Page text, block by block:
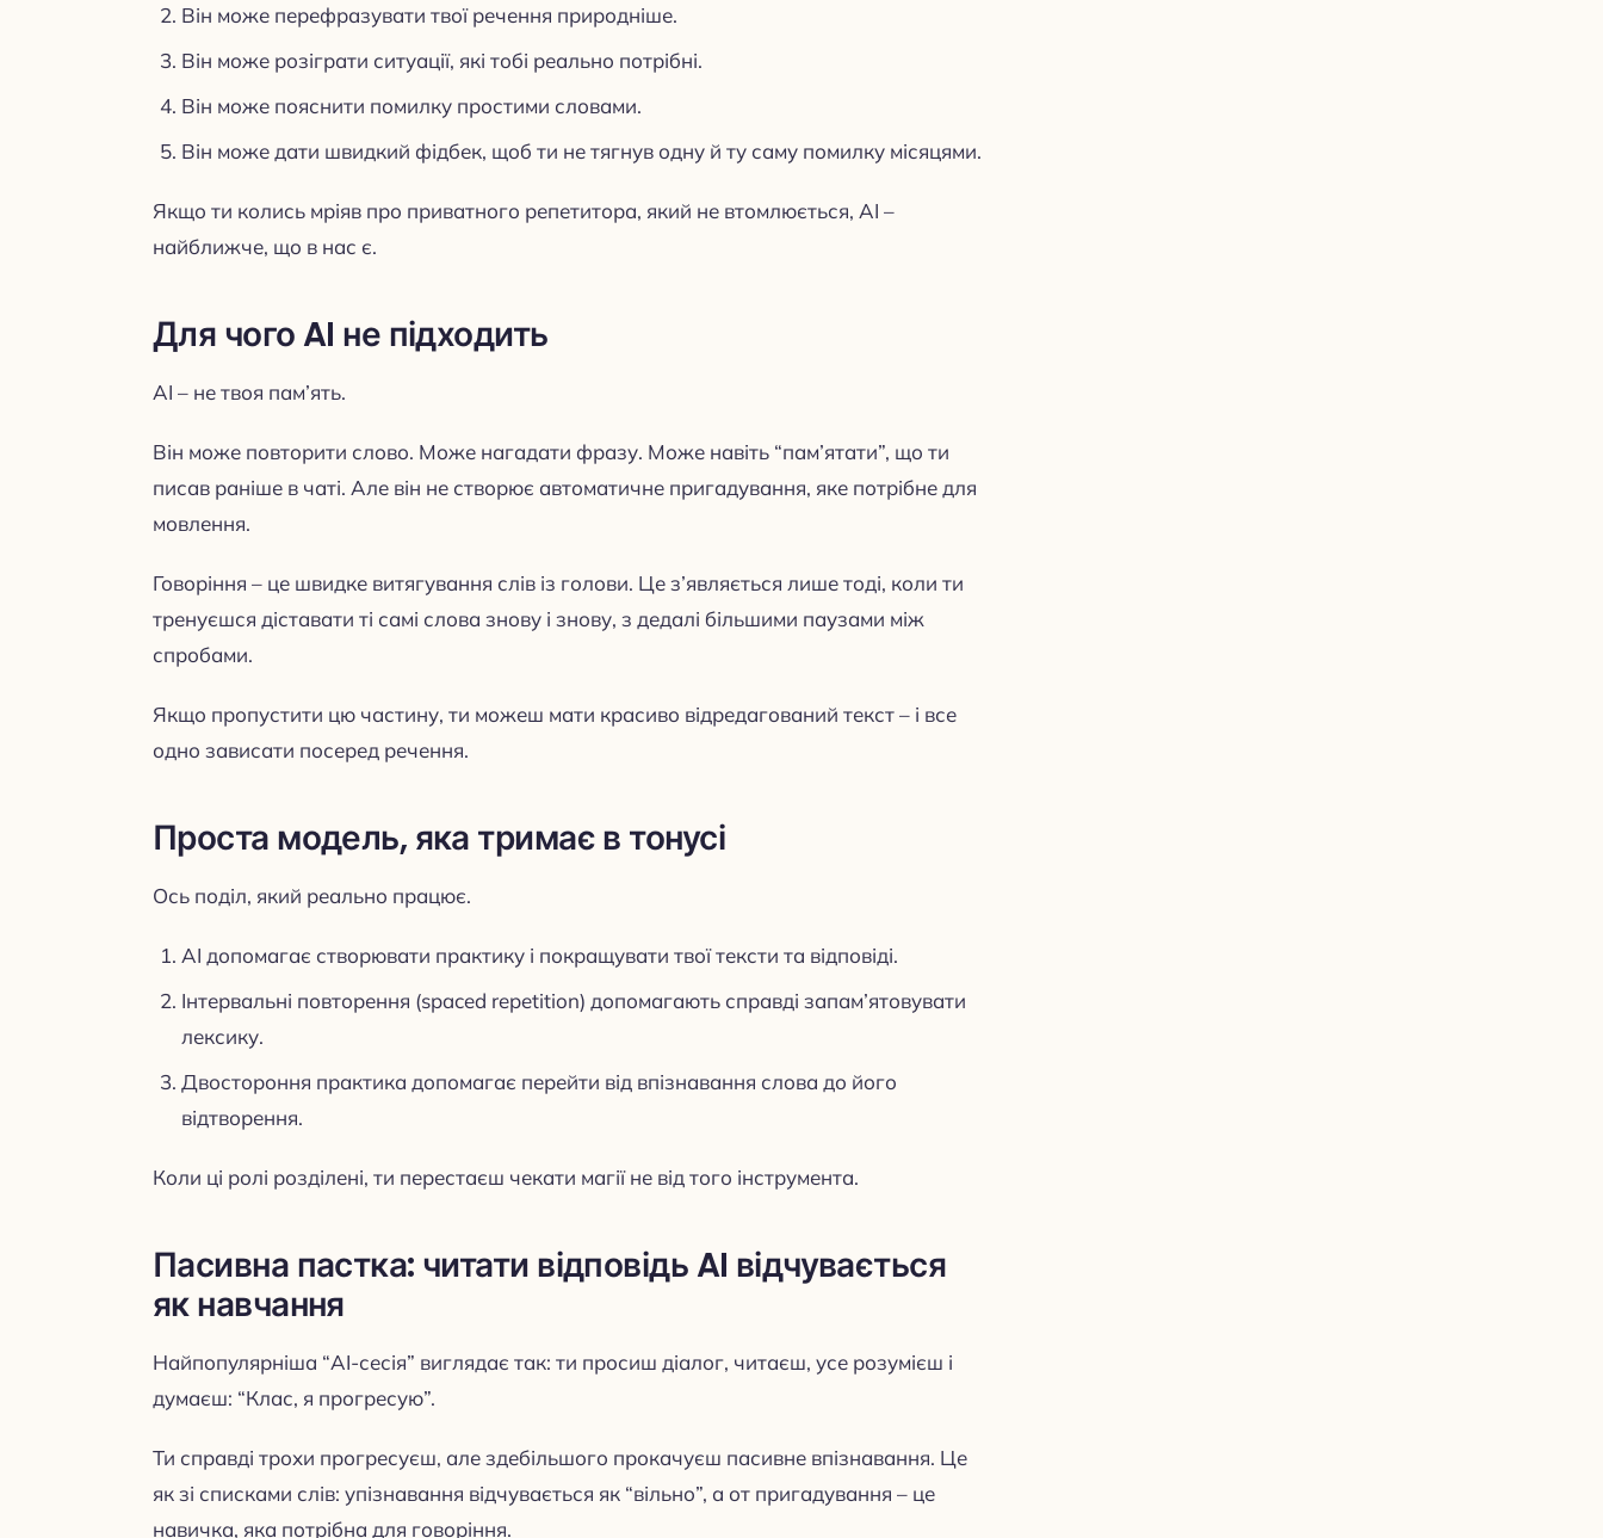
Він може перефразувати твої речення природніше.
Він може розіграти ситуації, які тобі реально потрібні.
Він може пояснити помилку простими словами.
Він може дати швидкий фідбек, щоб ти не тягнув одну й ту саму помилку місяцями.
Якщо ти колись мріяв про приватного репетитора, який не втомлюється, AI –
найближче, що в нас є.
Для чого AI не підходить
AI – не твоя пам’ять.
Він може повторити слово. Може нагадати фразу. Може навіть “пам’ятати”, що ти
писав раніше в чаті. Але він не створює автоматичне пригадування, яке потрібне для
мовлення.
Говоріння – це швидке витягування слів із голови. Це з’являється лише тоді, коли ти
тренуєшся діставати ті самі слова знову і знову, з дедалі більшими паузами між
спробами.
Якщо пропустити цю частину, ти можеш мати красиво відредагований текст – і все
одно зависати посеред речення.
Проста модель, яка тримає в тонусі
Ось поділ, який реально працює.
AI допомагає створювати практику і покращувати твої тексти та відповіді.
Інтервальні повторення (spaced repetition) допомагають справді запам’ятовувати
лексику.
Двостороння практика допомагає перейти від впізнавання слова до його
відтворення.
Коли ці ролі розділені, ти перестаєш чекати магії не від того інструмента.
Пасивна пастка: читати відповідь AI відчувається
як навчання
Найпопулярніша “AI-сесія” виглядає так: ти просиш діалог, читаєш, усе розумієш і
думаєш: “Клас, я прогресую”.
Ти справді трохи прогресуєш, але здебільшого прокачуєш пасивне впізнавання. Це
як зі списками слів: упізнавання відчувається як “вільно”, а от пригадування – це
навичка, яка потрібна для говоріння.